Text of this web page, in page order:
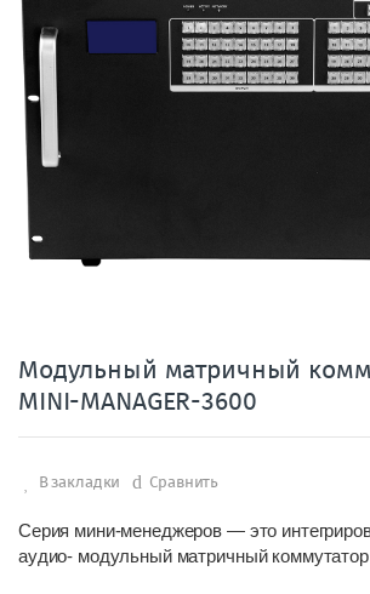
Модульный матричный
MINI-MANAGER-3600
В закладки Сравнить
Серия мини-менеджеров — это
аудио- модульный матричный коммутатор